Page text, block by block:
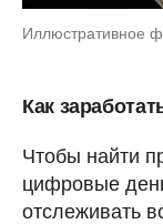
Иллюстративное
Как
Чтобы найти
цифровые
отслеживать